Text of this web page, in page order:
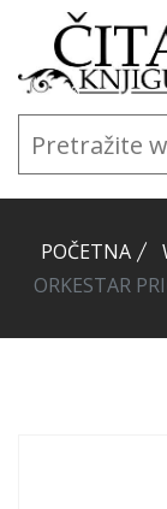
POČETNA
ORKESTAR